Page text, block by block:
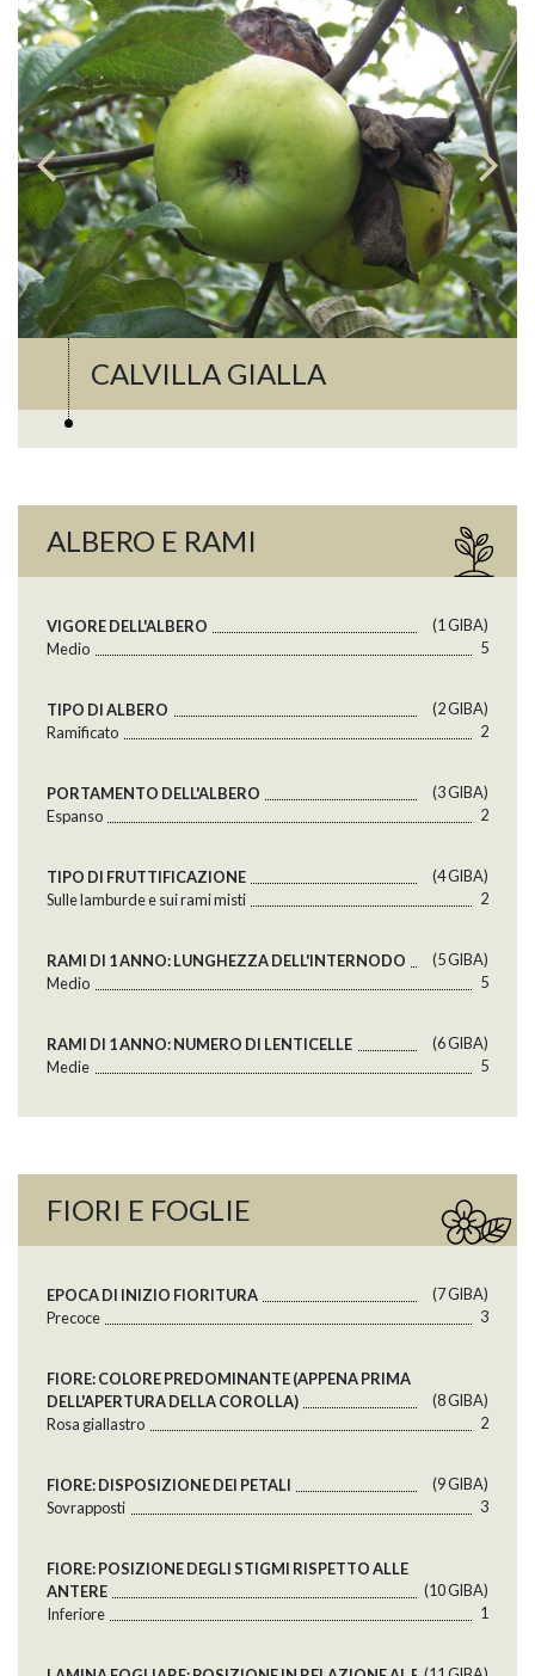
CALVILLA GIALLA
ALBERO E RAMI
VIGORE DELL'ALBERO
(1 GlBA)
Medio
5
TIPO DI ALBERO
(2 GlBA)
Ramificato
2
PORTAMENTO DELL'ALBERO
(3 GlBA)
Espanso
2
TIPO DI FRUTTIFICAZIONE
(4 GlBA)
Sulle lamburde e sui rami misti
2
RAMI DI 1 ANNO: LUNGHEZZA DELL'INTERNODO
(5 GlBA)
Medio
5
RAMI DI 1 ANNO: NUMERO DI LENTICELLE
(6 GlBA)
Medie
5
FIORI E FOGLIE
EPOCA DI INIZIO FIORITURA
(7 GlBA)
Precoce
3
FIORE: COLORE PREDOMINANTE (APPENA PRIMA
DELL'APERTURA DELLA COROLLA)
(8 GlBA)
Rosa giallastro
2
FIORE: DISPOSIZIONE DEI PETALI
(9 GlBA)
Sovrapposti
3
FIORE: POSIZIONE DEGLI STIGMI RISPETTO ALLE
ANTERE
(10 GlBA)
Inferiore
1